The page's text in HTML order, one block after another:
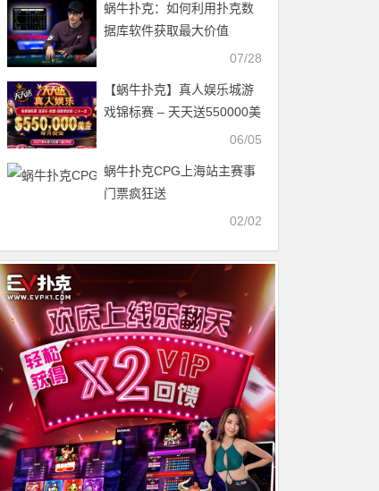
蜗牛扑克：如何利用扑克数
据库软件获取最大价值
07/28
【蜗牛扑克】真人娱乐城游
戏锦标赛 – 天天送550000美
06/05
蜗牛扑克CPG上海站主赛事
门票疯狂送
02/02